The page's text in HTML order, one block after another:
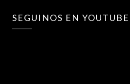
SEGUINOS EN YOUTUBE